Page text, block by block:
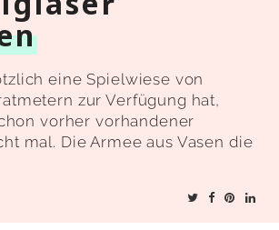
eine Spielwiese von
zur Verfügung hat,
vorher vorhandener
mal. Die Armee aus Vasen die